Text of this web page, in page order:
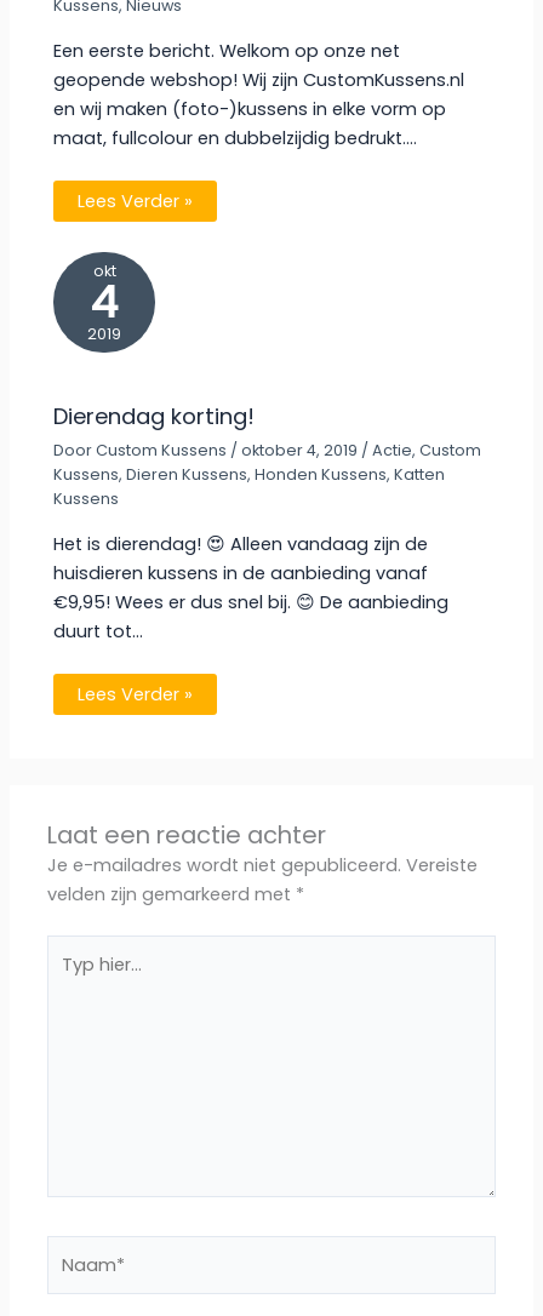
Kussens, Nieuws
Een eerste bericht. Welkom op onze net
geopende webshop! Wij zijn CustomKussens.nl
en wij maken (foto-)kussens in elke vorm op
maat, fullcolour en dubbelzijdig bedrukt.…
Lees Verder »
okt
4
2019
Dierendag korting!
DoorCustom Kussens /oktober 4, 2019 /Actie,Custom
Kussens,Dieren Kussens,Honden Kussens,Katten
Kussens
Het is dierendag! 😍 Alleen vandaag zijn de
huisdieren kussens in de aanbieding vanaf
€9,95! Wees er dus snel bij. 😊 De aanbieding
duurt tot…
Lees Verder »
Laat een reactie achter
Je e-mailadres wordt niet gepubliceerd. Vereiste
velden zijn gemarkeerd met *
hier...